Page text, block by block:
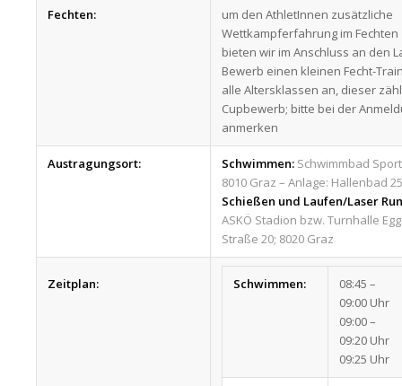
Fechten:
um den AthletInnen zusätzliche
Wettkampferfahrung im Fechten
bieten wir im Anschluss an den
Bewerb einen kleinen Fecht-
alle Altersklassen an, dieser
Cupbewerb; bitte bei der
anmerken
Austragungsort: Schwimmen:Schwimmbad
8010 Graz – Anlage: Hallenbad
Schießen und Laufen/Laser
ASKÖ Stadion bzw. Turnhalle
Straße 20; 8020 Graz
Zeitplan: Schwimmen:
08:45 –
09:00 Uhr
09:00 –
09:20 Uhr
09:25 Uhr